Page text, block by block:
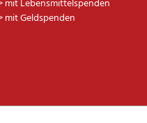
mit Lebensmittelspenden
mit Geldspenden